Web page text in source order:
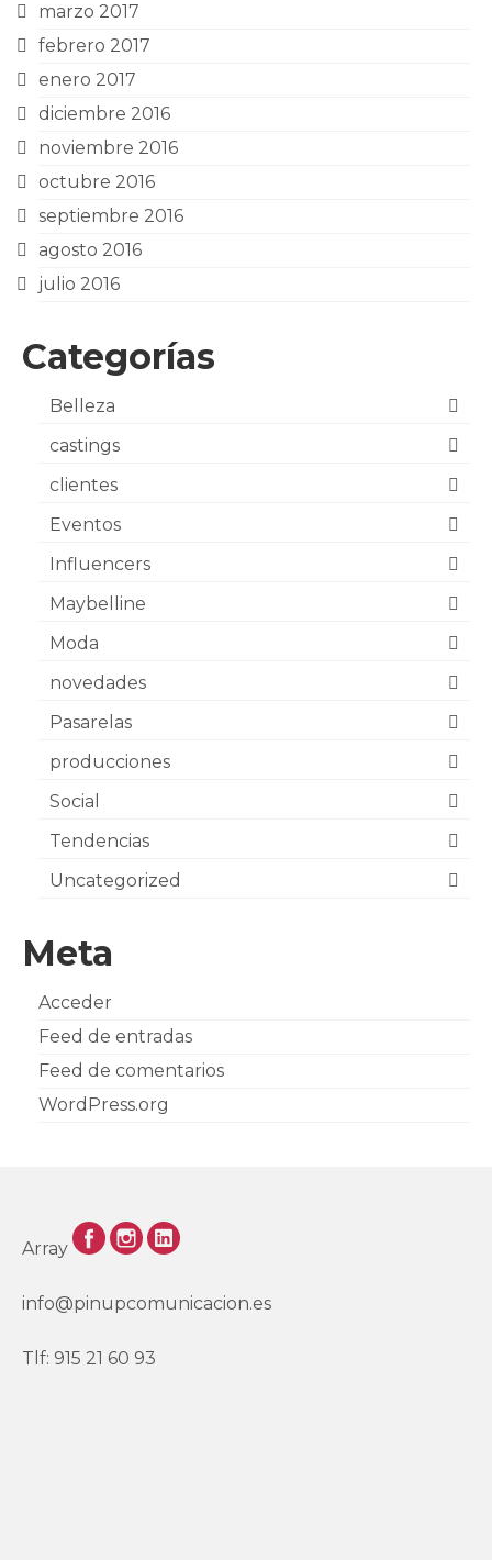
marzo 2017
febrero 2017
enero 2017
diciembre 2016
noviembre 2016
octubre 2016
septiembre 2016
agosto 2016
julio 2016
Categorías
Belleza
castings
clientes
Eventos
Influencers
Maybelline
Moda
novedades
Pasarelas
producciones
Social
Tendencias
Uncategorized
Meta
Acceder
Feed de entradas
Feed de comentarios
WordPress.org
Array
info@pinupcomunicacion.es
Tlf: 915 21 60 93